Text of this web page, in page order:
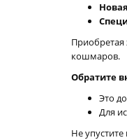
кошмаров.
Обратите
Это
Для
Не